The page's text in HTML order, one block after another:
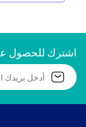
اشترك للحصول